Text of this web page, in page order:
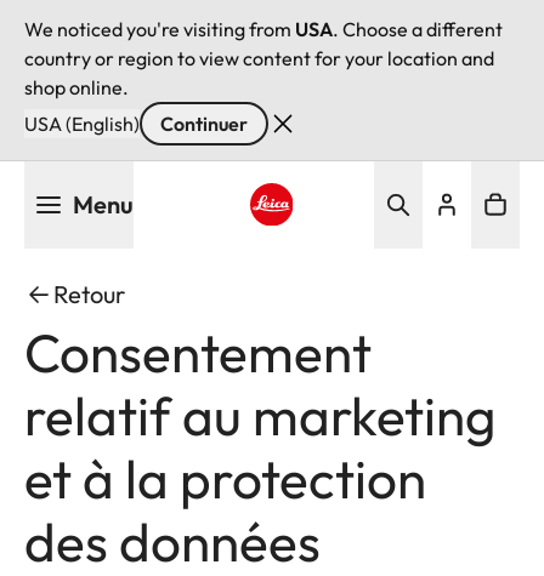
We noticed you're visiting from USA. Choose a different
country or region to view content for your location and
shop online.
USA (English)
Continuer
Menu
Retour
Consentement
relatif au marketing
et à la protection
des données